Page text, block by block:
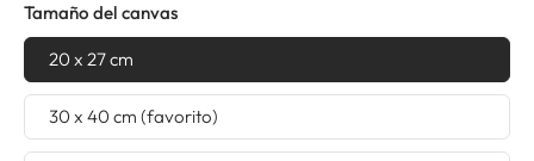
Tamaño del canvas
20 x 27 cm
30 x 40 cm (favorito)